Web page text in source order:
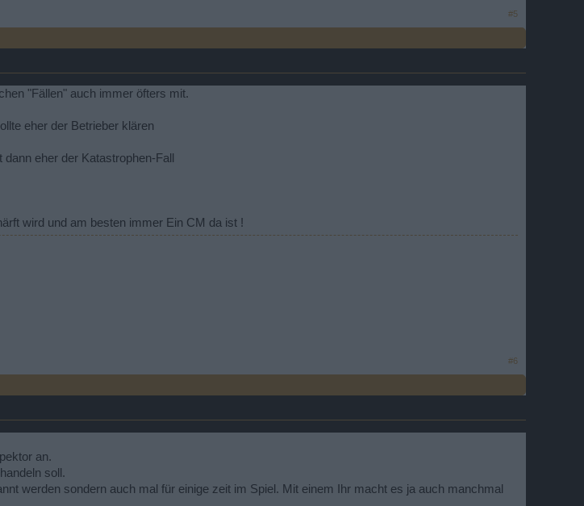
#5
"Fällen" auch immer öfters mit.
eher der Betrieber klären
eher der Katastrophen-Fall
wird und am besten immer Ein CM da ist !
#6
an.
soll.
werden sondern auch mal für einige zeit im Spiel. Mit einem Ihr macht es ja auch manchmal